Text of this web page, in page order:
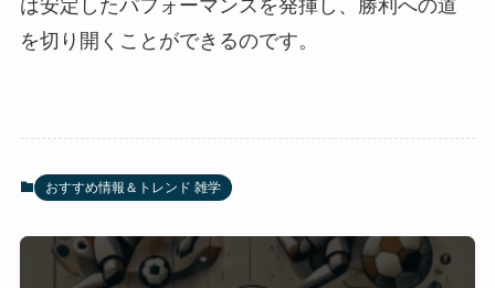
は安定したパフォーマンスを発揮し、勝利への道
を切り開くことができるのです。
おすすめ情報＆トレンド 雑学